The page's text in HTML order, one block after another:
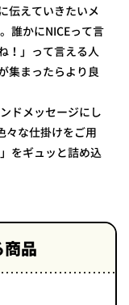
伝えていきたいメ
誰かにNICEって言
！」って言える人
集まったらより良
ドメッセージにし
々な仕掛けをご用
をギュッと詰め込
品